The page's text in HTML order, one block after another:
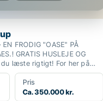
GRATIS HUSLEJE OG
Pris
Ca. 350.000 kr.